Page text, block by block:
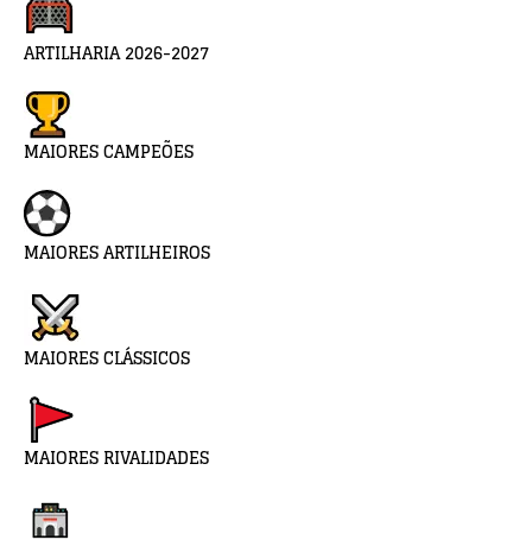
ARTILHARIA 2026-2027
MAIORES CAMPEÕES
MAIORES ARTILHEIROS
MAIORES CLÁSSICOS
MAIORES RIVALIDADES